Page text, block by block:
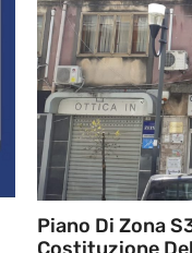
Piano Di Zona